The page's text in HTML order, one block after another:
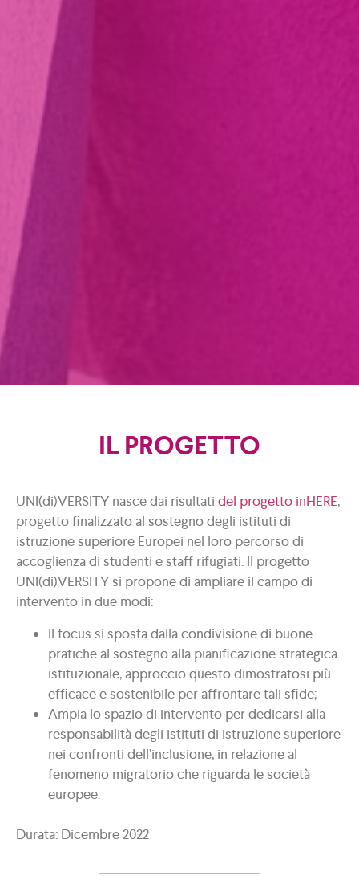
IL PROGETTO
UNI(di)VERSITY nasce dai risultati del progetto inHERE,
progetto finalizzato al sostegno degli istituti di
istruzione superiore Europei nel loro percorso di
accoglienza di studenti e staff rifugiati. Il progetto
UNI(di)VERSITY si propone di ampliare il campo di
intervento in due modi:
Il focus si sposta dalla condivisione di buone
pratiche al sostegno alla pianificazione strategica
istituzionale, approccio questo dimostratosi più
efficace e sostenibile per affrontare tali sfide;
Ampia lo spazio di intervento per dedicarsi alla
responsabilità degli istituti di istruzione superiore
nei confronti dell’inclusione, in relazione al
fenomeno migratorio che riguarda le società
europee.
Durata: Dicembre 2022